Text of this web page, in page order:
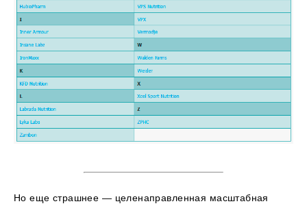
Но еще страшнее — целенаправленная масштабная